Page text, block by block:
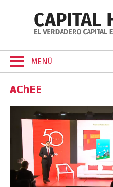
MENÚ
AChEE